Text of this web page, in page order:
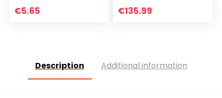
€5.65
roestvrij staal,
€135.99
Description Additional information